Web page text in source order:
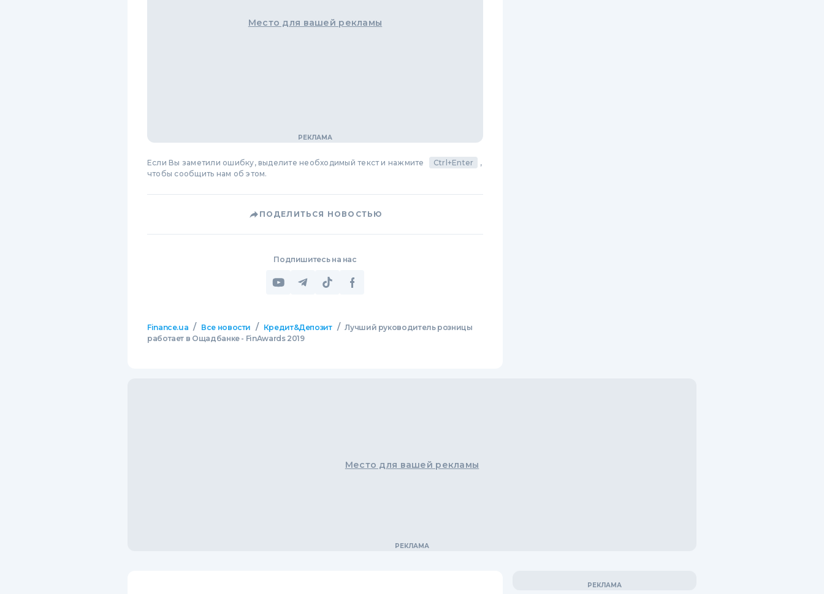
Место для вашей рекламы
Если Вы заметили ошибку, выделите необходимый текст и нажмите Ctrl+Enter
,
чтобы сообщить нам об этом.
ПОДЕЛИТЬСЯ НОВОСТЬЮ
Подпишитесь на нас
Finance.ua / Все новости / Кредит&Депозит / Лучший руководитель розницы
работает в Ощадбанке - FinAwards 2019
Место для вашей рекламы